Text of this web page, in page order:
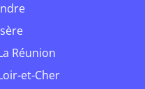
Indre
Isère
La Réunion
Loir-et-Cher